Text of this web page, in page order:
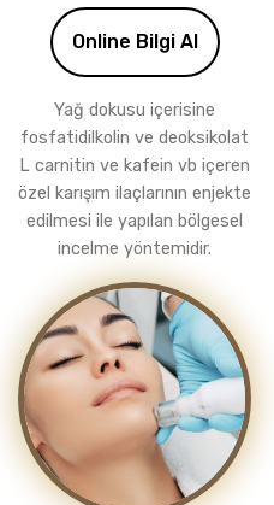
Online Bilgi Al
Yağ dokusu içerisine
fosfatidilkolin ve deoksikolat
L carnitin ve kafein vb içeren
özel karışım ilaçlarının enjekte
edilmesi ile yapılan bölgesel
incelme yöntemidir.